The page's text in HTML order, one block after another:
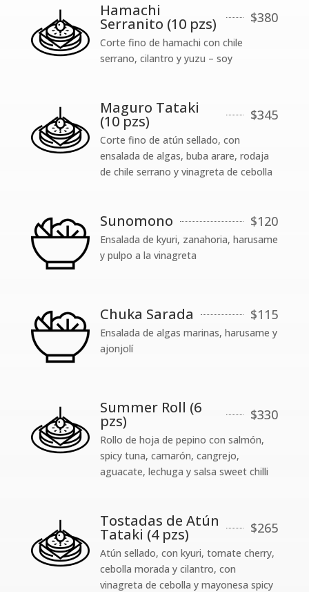
Hamachi
Serranito (10 pzs) $380
Corte fino de hamachi con chile
serrano, cilantro y yuzu – soy
Maguro Tataki
(10 pzs) $345
Corte fino de atún sellado, con
ensalada de algas, buba arare, rodaja
de chile serrano y vinagreta de cebolla
Sunomono $120
Ensalada de kyuri, zanahoria, harusame
y pulpo a la vinagreta
Chuka Sarada $115
Ensalada de algas marinas, harusame y
ajonjolí
Summer Roll (6
pzs) $330
Rollo de hoja de pepino con salmón,
spicy tuna, camarón, cangrejo,
aguacate, lechuga y salsa sweet chilli
Tostadas de Atún
Tataki (4 pzs) $265
Atún sellado, con kyuri, tomate cherry,
cebolla morada y cilantro, con
vinagreta de cebolla y mayonesa spicy